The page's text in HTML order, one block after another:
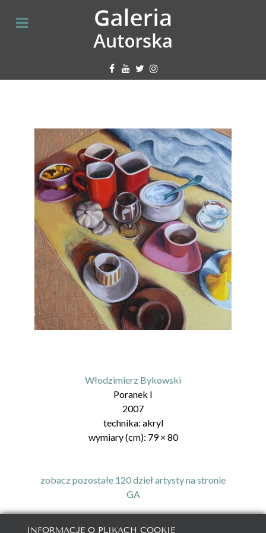
Włodzimierz Bykowski
Poranek I
2007
technika: akryl
wymiary (cm): 79× 80
zobacz pozostałe 120 dzieł artysty na stronie
GA
INFORMACJE O PLIKACH COOKIE